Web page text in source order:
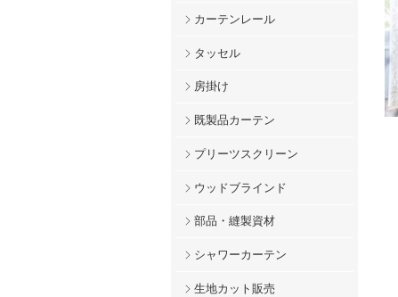
カーテンレール
タッセル
房掛け
既製品カーテン
プリーツスクリーン
ウッドブラインド
部品・縫製資材
シャワーカーテン
生地カット販売